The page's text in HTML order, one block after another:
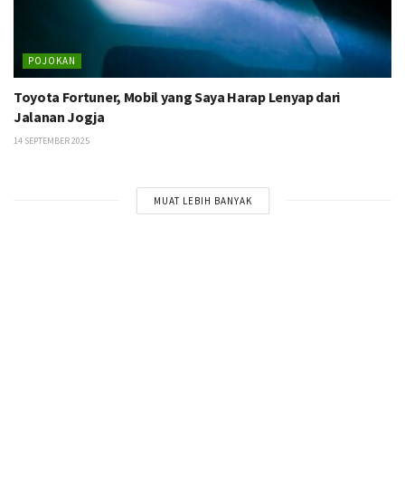
POJOKAN
Toyota Fortuner, Mobil yang Saya Harap Lenyap dari
Jalanan Jogja
14 SEPTEMBER 2025
MUAT LEBIH BANYAK